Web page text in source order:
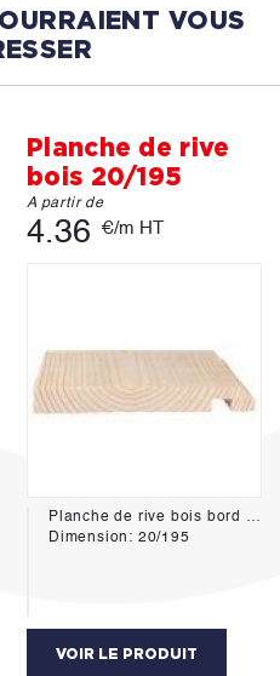
VOUS
Planche de rive
bois 20/195
A partir de
4.36 €/m HT
Planche de rive bois bord rond en sapin du nord
Dimension: 20/195
VOIR LE PRODUIT